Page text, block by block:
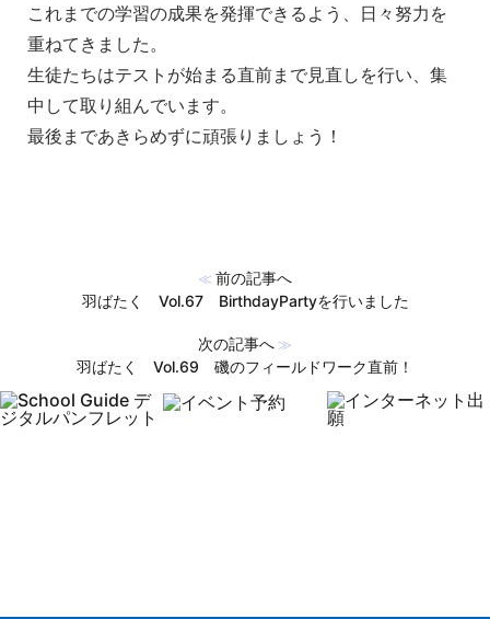
これまでの学習の成果を発揮できるよう、日々努力を
重ねてきました。
生徒たちはテストが始まる直前まで見直しを行い、集
中して取り組んでいます。
最後まであきらめずに頑張りましょう！
≪ 前の記事へ
羽ばたく Vol.67 BirthdayPartyを行いました
次の記事へ ≫
羽ばたく Vol.69 磯のフィールドワーク直前！